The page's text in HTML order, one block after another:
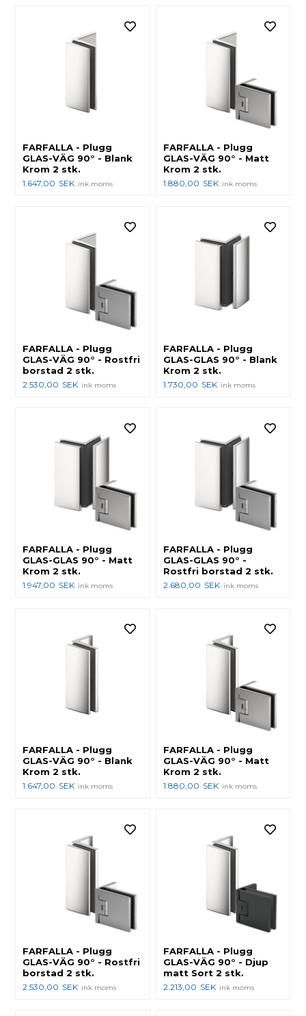
FARFALLA - Plugg
GLAS-VÄG 90° - Blank
Krom 2 stk.
1.647,00 SEK ink moms
FARFALLA - Plugg
GLAS-VÄG 90° - Matt
Krom 2 stk.
1.880,00 SEK ink moms
FARFALLA - Plugg
GLAS-VÄG 90° - Rostfri
borstad 2 stk.
2.530,00 SEK ink moms
FARFALLA - Plugg
GLAS-GLAS 90° - Blank
Krom 2 stk.
1.730,00 SEK ink moms
FARFALLA - Plugg
GLAS-GLAS 90° - Matt
Krom 2 stk.
1.947,00 SEK ink moms
FARFALLA - Plugg
GLAS-GLAS 90° -
Rostfri borstad 2 stk.
2.680,00 SEK ink moms
FARFALLA - Plugg
GLAS-VÄG 90° - Blank
Krom 2 stk.
1.647,00 SEK ink moms
FARFALLA - Plugg
GLAS-VÄG 90° - Matt
Krom 2 stk.
1.880,00 SEK ink moms
FARFALLA - Plugg
GLAS-VÄG 90° - Rostfri
borstad 2 stk.
2.530,00 SEK ink moms
FARFALLA - Plugg
GLAS-VÄG 90° - Djup
matt Sort 2 stk.
2.213,00 SEK ink moms